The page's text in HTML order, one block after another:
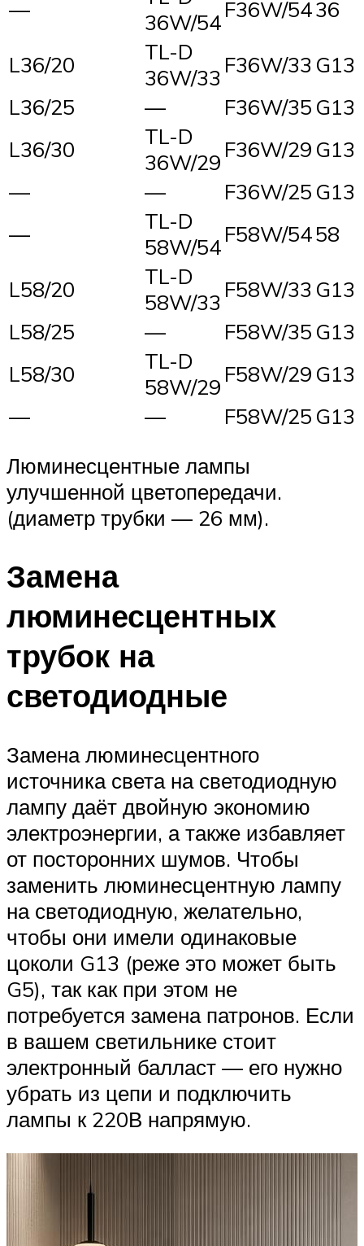
—
36W/54F36W/5436
L36/20
TL-D
36W/33 F36W/33 G13
L36/25
— F36W/35 G13
L36/30
TL-D
36W/29 F36W/29 G13
—
— F36W/25 G13
—
TL-D
58W/54F58W/5458
L58/20
TL-D
58W/33 F58W/33 G13
L58/25
— F58W/35 G13
L58/30
TL-D
58W/29 F58W/29 G13
—
— F58W/25 G13
Люминесцентные лампы
улучшенной цветопередачи.
(диаметр трубки — 26 мм).
Замена
люминесцентных
трубок на
светодиодные
Замена люминесцентного
источника света на светодиодную
лампу даёт двойную экономию
электроэнергии, а также избавляет
от посторонних шумов. Чтобы
заменить люминесцентную лампу
на светодиодную, желательно,
чтобы они имели одинаковые
цоколи G13 (реже это может быть
G5), так как при этом не
потребуется замена патронов. Если
в вашем светильнике стоит
электронный балласт — его нужно
убрать из цепи и подключить
лампы к 220В напрямую.